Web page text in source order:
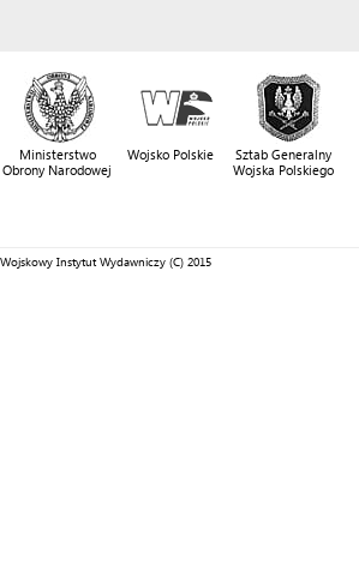
Ministerstwo
Obrony Narodowej
Wojsko Polskie
Sztab Generalny
Wojska Polskiego
Wojskowy Instytut Wydawniczy (C) 2015